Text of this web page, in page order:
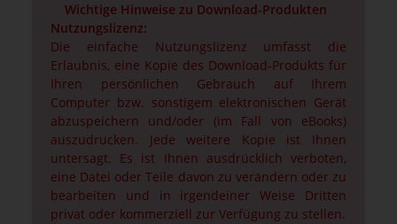
Wichtige Hinweise zu Download-Produkten
Nutzungslizenz:
Die einfache Nutzungslizenz umfasst die
Erlaubnis, eine Kopie des Download-Produkts für
Ihren persönlichen Gebrauch auf Ihrem
Computer bzw. sonstigem elektronischen Gerät
abzuspeichern und/oder (im Fall von eBooks)
auszudrucken. Jede weitere Kopie ist Ihnen
untersagt. Es ist Ihnen ausdrücklich verboten,
eine Datei oder Teile davon zu verändern oder zu
bearbeiten und in irgendeiner Weise Dritten
privat oder kommerziell zur Verfügung zu stellen.